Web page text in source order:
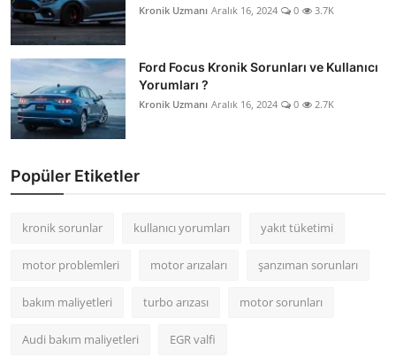
Kronik Uzmanı Aralık 16, 2024 0 3.7K
Ford Focus Kronik Sorunları ve Kullanıcı
Yorumları ?
Kronik Uzmanı Aralık 16, 2024 0 2.7K
Popüler Etiketler
kronik sorunlar kullanıcı yorumları yakıt tüketimi
motor problemleri motor arızaları şanzıman sorunları
bakım maliyetleri turbo arızası motor sorunları
Audi bakım maliyetleri EGR valfi